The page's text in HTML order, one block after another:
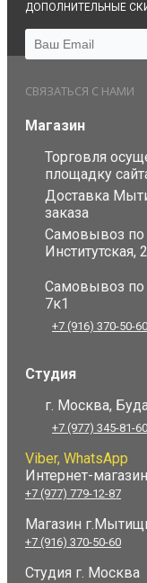
ДОПОЛНИТЕЛЬНЫЕ
СВЯЗАТЬСЯ С НАМИ
Магазин
Торговля
площадку
Доставка
заказа
Самовывоз по
Институтская,
Самовывоз по
7к1
+7 (916) 370-50-60
Студия
г. Москва,
+7 (977) 345-81-60
Viber, WhatsApp
Интернет-магазин
+7 (977) 779-12-87
Магазин
+7 (916) 370-50-60
Студия г. Москва